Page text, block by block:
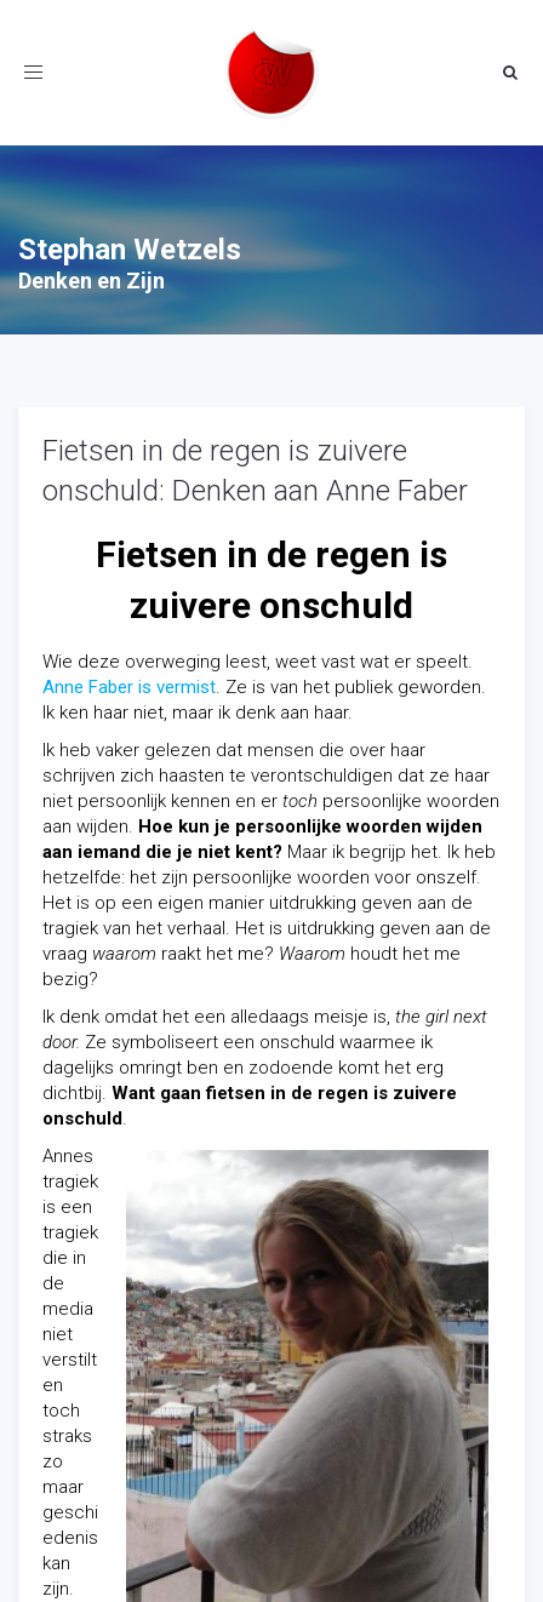
Toggle
Stephan Wetzels
Denken en Zijn
Fietsen in de regen is zuivere
onschuld: Denken aan Anne Faber
Fietsen in de regen is
zuivere onschuld
Wie deze overweging leest, weet vast wat er speelt.
Anne Faber is vermist. Ze is van het publiek geworden.
Ik ken haar niet, maar ik denk aan haar.
Ik heb vaker gelezen dat mensen die over haar
schrijven zich haasten te verontschuldigen dat ze haar
niet persoonlijk kennen en er toch persoonlijke woorden
aan wijden. Hoe kun je persoonlijke woorden wijden
aan iemand die je niet kent? Maar ik begrijp het. Ik heb
hetzelfde: het zijn persoonlijke woorden voor onszelf.
Het is op een eigen manier uitdrukking geven aan de
tragiek van het verhaal. Het is uitdrukking geven aan de
vraag waarom raakt het me? Waarom houdt het me
bezig?
Ik denk omdat het een alledaags meisje is, the girl next
door. Ze symboliseert een onschuld waarmee ik
dagelijks omringt ben en zodoende komt het erg
dichtbij. Want gaan fietsen in de regen is zuivere
onschuld.
Annes
tragiek
is een
tragiek
die in
de
media
niet
verstilt
en
toch
straks
zo
maar
geschi
edenis
kan
zijn.